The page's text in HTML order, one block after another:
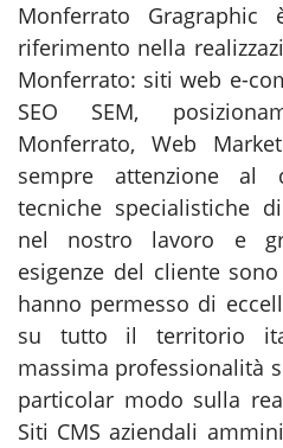
Monferrato
riferimento nella
Monferrato: siti web e-
SEO SEM,
Monferrato, Web
sempre attenzione al
tecniche specialistiche
nel nostro lavoro e
esigenze del cliente
hanno permesso di
su tutto il territorio
massima professionalità
particolar modo sulla
Siti CMS aziendali